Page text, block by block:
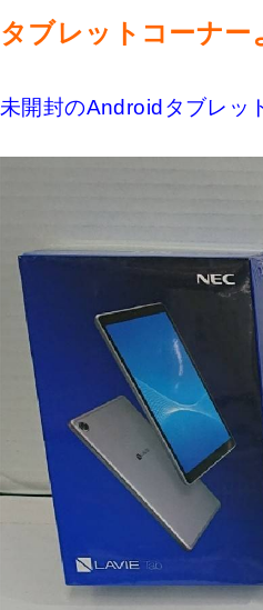
タブレットコーナ
未開封のAndroidタブレッ